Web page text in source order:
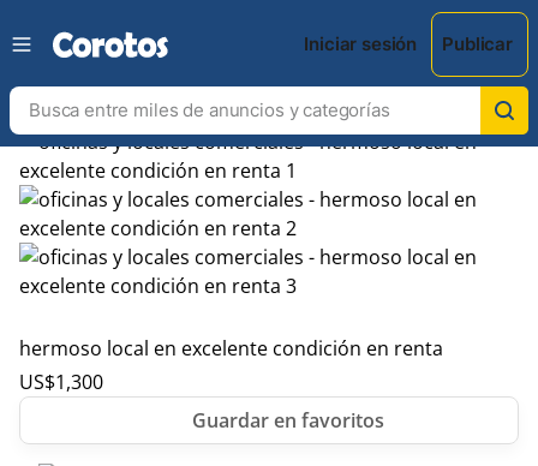
Iniciar sesión Publicar
hermoso local en excelente condición en renta
US$1,300